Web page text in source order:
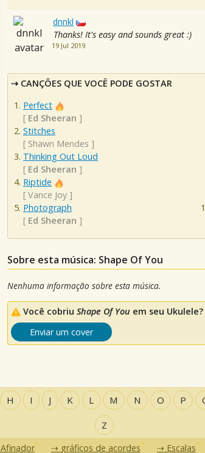
dnnkl
Thanks! It's easy and sounds great :)
19 Jul 2019
CANÇÕES QUE VOCÊ PODE GOSTAR
Perfect
[ Ed Sheeran ]
Stitches
[ Shawn Mendes ]
Thinking Out Loud
[ Ed Sheeran ]
Riptide
[ Vance Joy ]
Photograph
[ Ed Sheeran ]
Sobre esta música: Shape Of You
Nenhuma informação sobre esta música.
Você cobriu Shape Of You em seu
Enviar um cover
H I J K L M N O P
Z
Afinador gráficos de acordes Escalas